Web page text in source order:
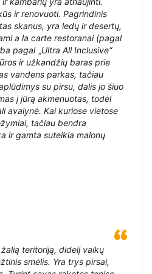
ir renovuoti. Pagrindinis
skanus, yra ledų ir desertų,
a la carte restoranai (pagal
pagal „Ultra All Inclusive“
ir užkandžių baras prie
vandens parkas, tačiau
su pirsu, dalis jo šiuo
į jūrą akmenuotas, todėl
avalynė. Kai kuriose vietose
tačiau bendra
ir gamta suteikia malonų
teritoriją, didelį vaikų
smėlis. Yra trys pirsai,